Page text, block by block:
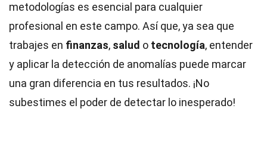
metodologías es esencial para cualquier
profesional en este campo. Así que, ya sea que
trabajes en finanzas, salud o tecnología, entender
y aplicar la detección de anomalías puede marcar
una gran diferencia en tus resultados. ¡No
subestimes el poder de detectar lo inesperado!